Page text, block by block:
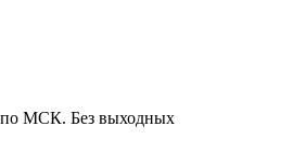
по МСК. Без выходных